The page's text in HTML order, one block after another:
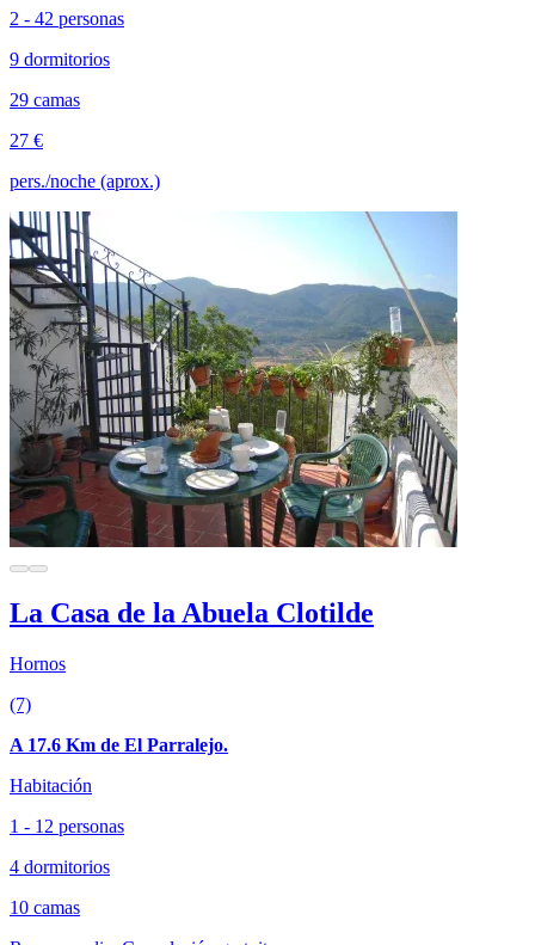
2 - 42 personas
9 dormitorios
29 camas
27 €
pers./noche (aprox.)
La Casa de la Abuela Clotilde
Hornos
(7)
A 17.6 Km de El Parralejo.
Habitación
1 - 12 personas
4 dormitorios
10 camas